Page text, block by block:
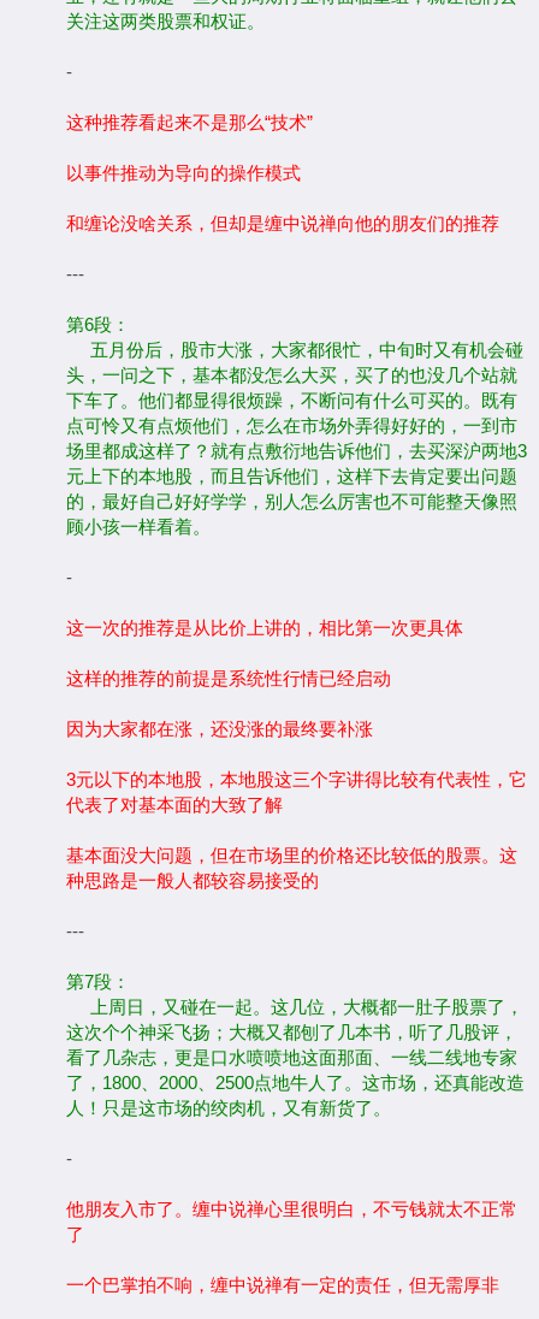
关注这两类股票和权证。
-
这种推荐看起来不是那么“技术”
以事件推动为导向的操作模式
和缠论没啥关系，但却是缠中说禅向他的朋友们的推荐
---
第6段：
五月份后，股市大涨，大家都很忙，中旬时又有机会碰
头，一问之下，基本都没怎么大买，买了的也没几个站就
下车了。他们都显得很烦躁，不断问有什么可买的。既有
点可怜又有点烦他们，怎么在市场外弄得好好的，一到市
场里都成这样了？就有点敷衍地告诉他们，去买深沪两地3
元上下的本地股，而且告诉他们，这样下去肯定要出问题
的，最好自己好好学学，别人怎么厉害也不可能整天像照
顾小孩一样看着。
-
这一次的推荐是从比价上讲的，相比第一次更具体
这样的推荐的前提是系统性行情已经启动
因为大家都在涨，还没涨的最终要补涨
3元以下的本地股，本地股这三个字讲得比较有代表性，它
代表了对基本面的大致了解
基本面没大问题，但在市场里的价格还比较低的股票。这
种思路是一般人都较容易接受的
---
第7段：
上周日，又碰在一起。这几位，大概都一肚子股票了，
这次个个神采飞扬；大概又都刨了几本书，听了几股评，
看了几杂志，更是口水喷喷地这面那面、一线二线地专家
了，1800、2000、2500点地牛人了。这市场，还真能改造
人！只是这市场的绞肉机，又有新货了。
-
他朋友入市了。缠中说禅心里很明白，不亏钱就太不正常
了
一个巴掌拍不响，缠中说禅有一定的责任，但无需厚非